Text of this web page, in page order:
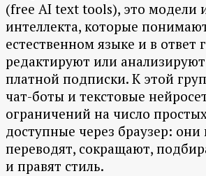
(free AI text tools), это модели
интеллекта, которые
естественном языке и в ответ
редактируют или анализируют
платной подписки. К этой
чат-боты и текстовые
ограничений на число
доступные через браузер:
переводят, сокращают,
и правят стиль.